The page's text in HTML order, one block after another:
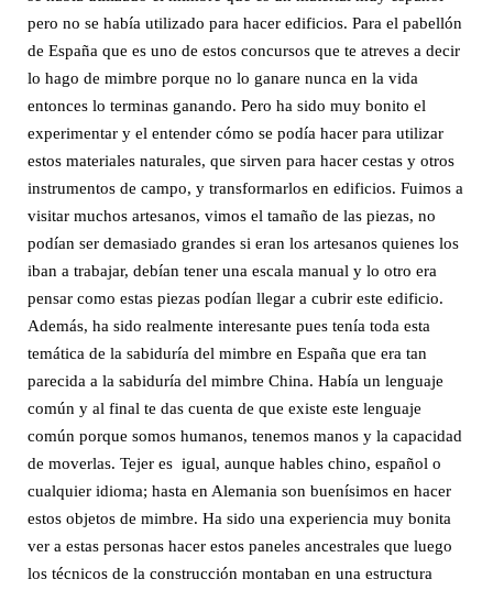
pero no se había utilizado para hacer edificios. Para el pabellón
de España que es uno de estos concursos que te atreves a decir
lo hago de mimbre porque no lo ganare nunca en la vida
entonces lo terminas ganando. Pero ha sido muy bonito el
experimentar y el entender cómo se podía hacer para utilizar
estos materiales naturales, que sirven para hacer cestas y otros
instrumentos de campo, y transformarlos en edificios. Fuimos a
visitar muchos artesanos, vimos el tamaño de las piezas, no
podían ser demasiado grandes si eran los artesanos quienes los
iban a trabajar, debían tener una escala manual y lo otro era
pensar como estas piezas podían llegar a cubrir este edificio.
Además, ha sido realmente interesante pues tenía toda esta
temática de la sabiduría del mimbre en España que era tan
parecida a la sabiduría del mimbre China. Había un lenguaje
común y al final te das cuenta de que existe este lenguaje
común porque somos humanos, tenemos manos y la capacidad
de moverlas. Tejer es igual, aunque hables chino, español o
cualquier idioma; hasta en Alemania son buenísimos en hacer
estos objetos de mimbre. Ha sido una experiencia muy bonita
ver a estas personas hacer estos paneles ancestrales que luego
los técnicos de la construcción montaban en una estructura